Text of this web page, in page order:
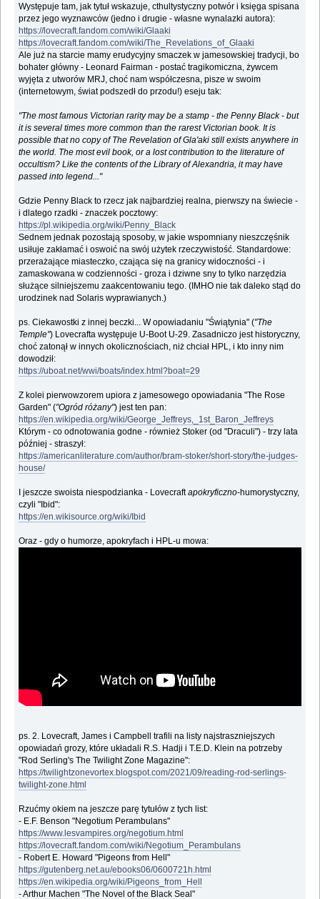
Występuje tam, jak tytuł wskazuje, cthultystyczny potwór i księga spisana
przez jego wyznawców (jedno i drugie - własne wynalazki autora):
https://lovecraft.fandom.com/wiki/Glaaki
https://lovecraft.fandom.com/wiki/The_Revelations_of_Glaaki
Ale już na starcie mamy erudycyjny smaczek w jamesowskiej tradycji, bo
bohater główny - Leonard Fairman - postać tragikomiczna, żywcem
wyjęta z utworów MRJ, choć nam współczesna, pisze w swoim
(internetowym, świat podszedł do przodu!) eseju tak:
"The most famous Victorian rarity may be a stamp - the Penny Black - but
it is several times more common than the rarest Victorian book. It is
possible that no copy of The Revelation of Gla'aki still exists anywhere in
the world. The most evil book, or a lost contribution to the literature of
occultism? Like the contents of the Library of Alexandria, it may have
passed into legend..."
Gdzie Penny Black to rzecz jak najbardziej realna, pierwszy na świecie -
i dlatego rzadki - znaczek pocztowy:
https://pl.wikipedia.org/wiki/Penny_Black
Sednem jednak pozostają sposoby, w jakie wspomniany nieszczęśnik
usiłuje zakłamać i oswoić na swój użytek rzeczywistość. Standardowe:
przerażające miasteczko, czająca się na granicy widoczności - i
zamaskowana w codzienności - groza i dziwne sny to tylko narzędzia
służące silniejszemu zaakcentowaniu tego. (IMHO nie tak daleko stąd do
urodzinek nad Solaris wyprawianych.)
ps. Ciekawostki z innej beczki... W opowiadaniu "Świątynia" ("The
Temple") Lovecrafta występuje U-Boot U-29. Zasadniczo jest historyczny,
choć zatonął w innych okolicznościach, niż chciał HPL, i kto inny nim
dowodził:
https://uboat.net/wwi/boats/index.html?boat=29
Z kolei pierwowzorem upiora z jamesowego opowiadania "The Rose
Garden" ("Ogród różany") jest ten pan:
https://en.wikipedia.org/wiki/George_Jeffreys,_1st_Baron_Jeffreys
Którym - co odnotowania godne - również Stoker (od "Draculi") - trzy lata
później - straszył:
https://americanliterature.com/author/bram-stoker/short-story/the-judges-
house/
I jeszcze swoista niespodzianka - Lovecraftapokryficzno-humorystyczny,
czyli "Ibid":
https://en.wikisource.org/wiki/Ibid
Oraz - gdy o humorze, apokryfach i HPL-u mowa:
ps. 2. Lovecraft, James i Campbell trafili na listy najstraszniejszych
opowiadań grozy, które układali R.S. Hadji i T.E.D. Klein na potrzeby
"Rod Serling's The Twilight Zone Magazine":
https://twilightzonevortex.blogspot.com/2021/09/reading-rod-serlings-
twilight-zone.html
Rzućmy okiem na jeszcze parę tytułów z tych list:
- E.F. Benson "Negotium Perambulans"
https://www.lesvampires.org/negotium.html
https://lovecraft.fandom.com/wiki/Negotium_Perambulans
- Robert E. Howard "Pigeons from Hell"
https://gutenberg.net.au/ebooks06/0600721h.html
https://en.wikipedia.org/wiki/Pigeons_from_Hell
- Arthur Machen "The Novel of the Black Seal"